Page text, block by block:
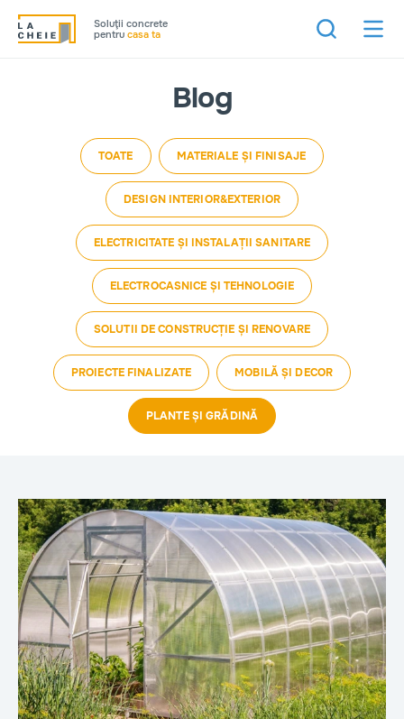
Soluţii concrete
pentru casa ta
Blog
TOATE MATERIALE ȘI FINISAJE
DESIGN INTERIOR&EXTERIOR
ELECTRICITATE ȘI INSTALAȚII SANITARE
ELECTROCASNICE ȘI TEHNOLOGIE
SOLUTII DE CONSTRUCȚIE ȘI RENOVARE
PROIECTE FINALIZATE MOBILĂ ȘI DECOR
PLANTE ȘI GRĂDINĂ